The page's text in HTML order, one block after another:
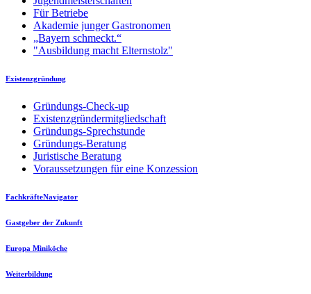
Für Betriebe
Akademie junger Gastronomen
„Bayern schmeckt.“
"Ausbildung macht Elternstolz"
Existenzgründung
Gründungs-Check-up
Existenzgründermitgliedschaft
Gründungs-Sprechstunde
Gründungs-Beratung
Juristische Beratung
Voraussetzungen für eine Konzession
FachkräfteNavigator
Gastgeber der Zukunft
Europa Miniköche
Weiterbildung